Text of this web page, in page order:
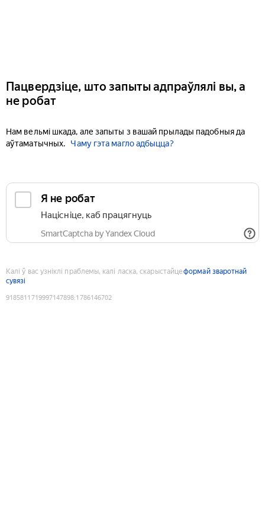
Пацвердзіце, што запыты адпраўлялі вы, а
не робат
Нам вельмі шкада, але запыты з вашай прылады падобныя да
аўтаматычных.
Чаму гэта магло адбыцца?
Я не робат
Націсніце, каб працягнуць
SmartCaptcha by Yandex Cloud
Калі ў вас узніклі праблемы, калі ласка, скарыстайцеформай зваротнай
сувязі
9185811719997147898:1786146702